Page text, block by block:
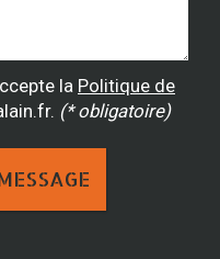
la Politique de
(* obligatoire)